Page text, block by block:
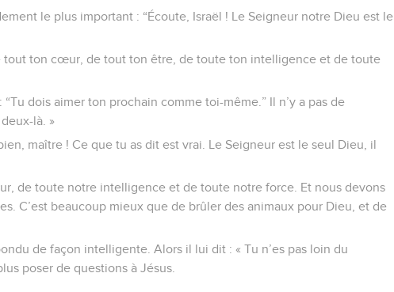
le plus important : “Écoute, Israël ! Le Seigneur notre Dieu est le
tout ton cœur, de tout ton être, de toute ton intelligence et de toute
dois aimer ton prochain comme toi-même.” Il n’y a pas de
là. »
maître ! Ce que tu as dit est vrai. Le Seigneur est le seul Dieu, il
de toute notre intelligence et de toute notre force. Et nous devons
C’est beaucoup mieux que de brûler des animaux pour Dieu, et de
de façon intelligente. Alors il lui dit : « Tu n’es pas loin du
poser de questions à Jésus.